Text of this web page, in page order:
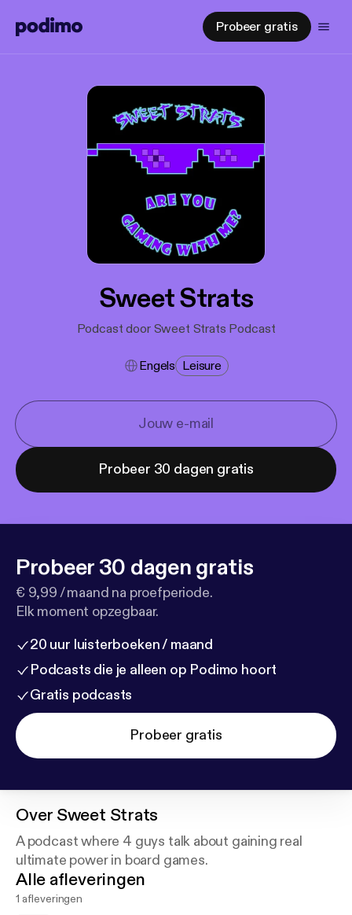
Probeer gratis
Sweet Strats
Podcast door Sweet Strats Podcast
Engels Leisure
Probeer 30 dagen gratis
Probeer 30 dagen gratis
€ 9,99 / maand na proefperiode.
Elk moment opzegbaar.
20 uur luisterboeken / maand
Podcasts die je alleen op Podimo hoort
Gratis podcasts
Probeer gratis
Over Sweet Strats
A podcast where 4 guys talk about gaining real
ultimate power in board games.
Alle afleveringen
1 afleveringen